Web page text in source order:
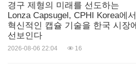
경구 제형의 미래를 선도하는
Lonza Capsugel, CPHI Korea에서
혁신적인 캡슐 기술을 한국 시장에
선보인다
2026-08-06 22:04 16